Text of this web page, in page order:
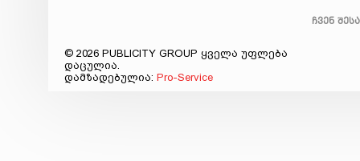
ჩვენ
© 2026 PUBLICITY GROUP ყველა უფლება
დაცულია.
დამზადებულია: Pro-Service